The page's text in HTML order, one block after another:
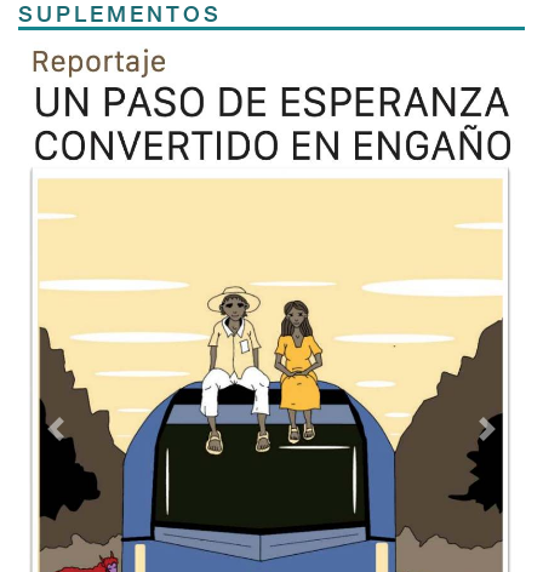
SUPLEMENTOS
Previous
TODOS LOS SUPLEMENTOS
Contacto Directorio Aviso de privacidad
Copyright ©2026 Todos los derechos reservados | La Jornada